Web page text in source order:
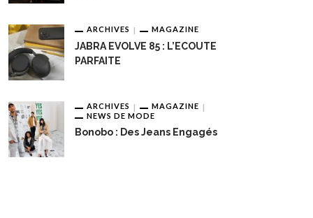
ARCHIVES MAGAZINE
JABRA EVOLVE 85 : L’ECOUTE
PARFAITE
ARCHIVES
MAGAZINE
NEWS DE MODE
Bonobo : Des Jeans Engagés